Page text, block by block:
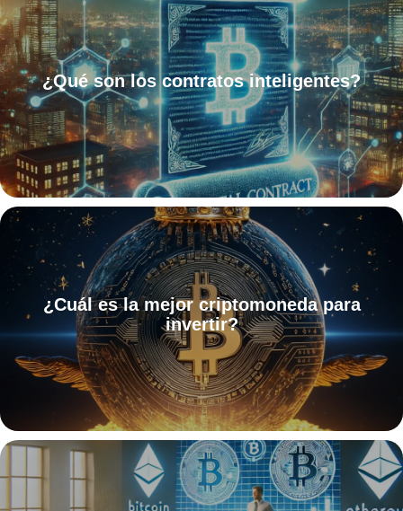
¿Qué son los contratos inteligentes?
¿Cuál es la mejor criptomoneda para
invertir?